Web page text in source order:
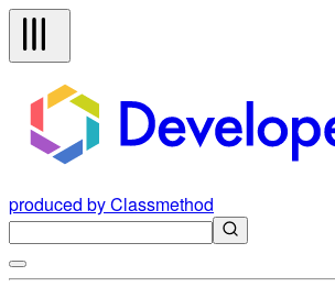
produced by Classmethod